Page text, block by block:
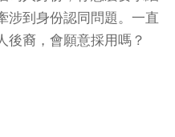
涉到身份認同問題。一直
後裔，會願意採用嗎？